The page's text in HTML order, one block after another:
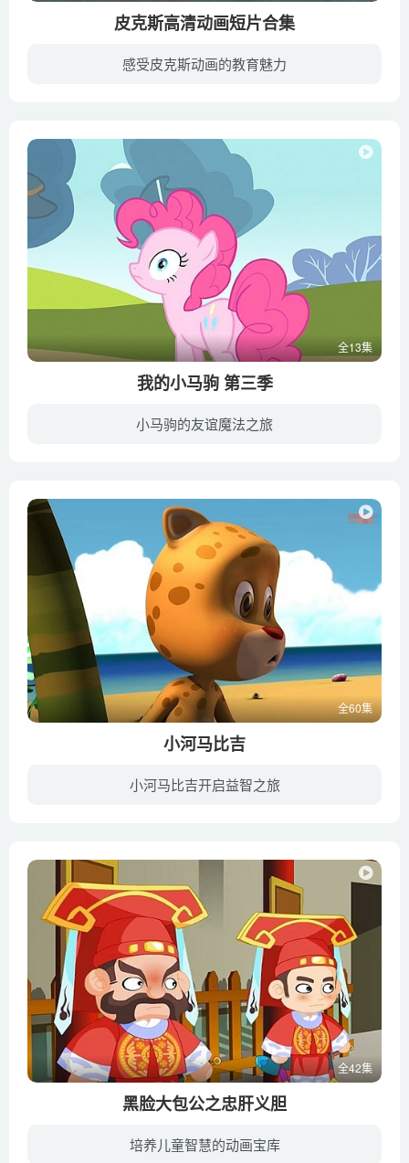
皮克斯高清动画短片合集
感受皮克斯动画的教育魅力
全13集
我的小马驹 第三季
小马驹的友谊魔法之旅
全60集
小河马比吉
小河马比吉开启益智之旅
全42集
黑脸大包公之忠肝义胆
培养儿童智慧的动画宝库